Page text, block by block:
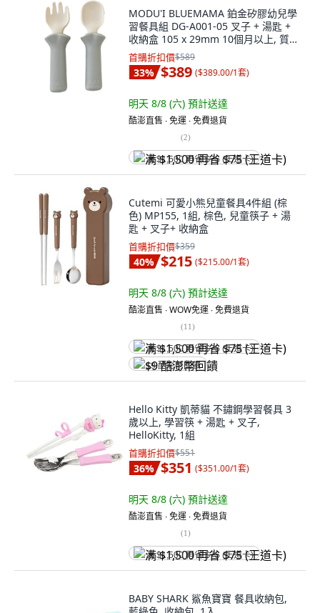
MODU'I BLUEMAMA 鉑金矽膠幼兒學
習餐具組 DG-A001-05 叉子 + 湯匙 +
收納盒 105 x 29mm 10個月以上, 質
感灰, 1組
首購折扣價$589
33% $389 ($389.00/1套)
明天 8/8 (六) 預計送達
酷澎直售 ∙ 免運 ∙ 免費退貨
(2)
满 $1,500 再省 $75 (王道卡)
Cutemi 可愛小熊兒童餐具4件組 (棕
色) MP155, 1組, 棕色, 兒童筷子 + 湯
匙 + 叉子+ 收納盒
首購折扣價$359
40% $215 ($215.00/1套)
明天 8/8 (六) 預計送達
酷澎直售 ∙ WOW免運 ∙ 免費退貨
(11)
满 $1,500 再省 $75 (王道卡)
$9 酷澎幣回饋
Hello Kitty 凱蒂貓 不鏽鋼學習餐具 3
歲以上, 學習筷 + 湯匙 + 叉子,
HelloKitty, 1組
首購折扣價$551
36% $351 ($351.00/1套)
明天 8/8 (六) 預計送達
酷澎直售 ∙ 免運 ∙ 免費退貨
(1)
满 $1,500 再省 $75 (王道卡)
BABY SHARK 鯊魚寶寶 餐具收納包,